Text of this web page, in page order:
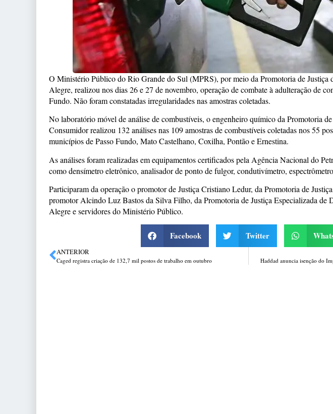
O Ministério Público do Rio Grande do Sul (MPRS), por meio da Promotoria de Justiça
Alegre, realizou nos dias 26 e 27 de novembro, operação de combate à adulteração de
Fundo. Não foram constatadas irregularidades nas amostras coletadas.
No laboratório móvel de análise de combustíveis, o engenheiro químico da Promotoria
Consumidor realizou 132 análises nas 109 amostras de combustíveis coletadas nos 55
municípios de Passo Fundo, Mato Castelhano, Coxilha, Pontão e Ernestina.
As análises foram realizadas em equipamentos certificados pela Agência Nacional do
como densímetro eletrônico, analisador de ponto de fulgor, condutivímetro,
Participaram da operação o promotor de Justiça Cristiano Ledur, da Promotoria de
promotor Alcindo Luz Bastos da Silva Filho, da Promotoria de Justiça Especializada de
Alegre e servidores do Ministério Público.
Facebook Twitter
ANTERIOR
Caged registra criação de 132,7 mil postos de trabalho em outubro Haddad anuncia isenção do